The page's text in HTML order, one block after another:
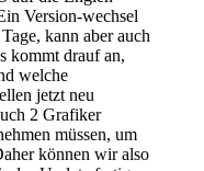
Version-wechsel
kann aber auch
kommt drauf an,
welche
jetzt neu
2 Grafiker
müssen, um
können wir also